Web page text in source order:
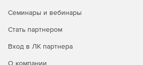
Семинары и вебинары
Стать партнером
Вход в ЛК партнера
О компании